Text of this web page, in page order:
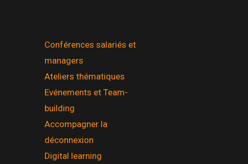
Conférences salariés et
managers
Ateliers thématiques
Evénements et Team-
building
Accompagner la
déconnexion
Digital learning